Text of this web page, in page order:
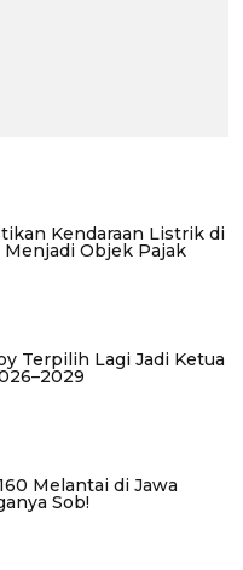
Kendaraan Listrik di
Menjadi Objek Pajak
Terpilih Lagi Jadi Ketua
Melantai di Jawa
Sob!